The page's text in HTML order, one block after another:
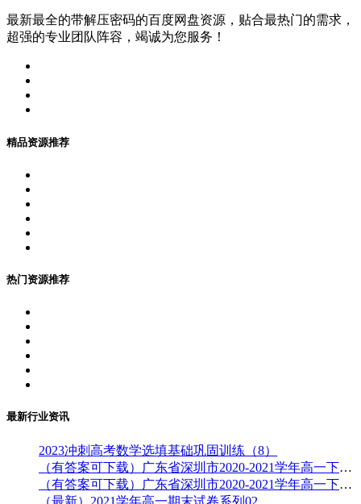
最新最全的带解压密码的百度网盘资源，贴合最热门的需求，
超强的专业团队阵容，竭诚为您服务！
精品资源推荐
热门资源推荐
最新行业资讯
2023冲刺高考数学选填基础巩固训练（8）
（有答案可下载）广东省深圳市2020-2021学年高一下学期期末调研考试物理试题及答案
（有答案可下载）广东省深圳市2020-2021学年高一下学期期末考试历史试题（原卷版）
（最新）2021学年高一期末试卷系列02